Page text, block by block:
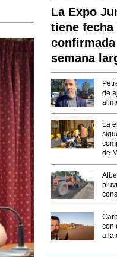
La Expo
tiene fecha
semana
de
La
de
con
a la